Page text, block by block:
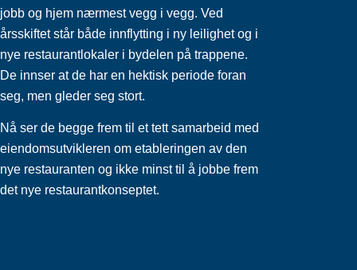
jobb og hjem nærmest vegg i vegg. Ved
årsskiftet står både innflytting i ny leilighet og i
nye restaurantlokaler i bydelen på trappene.
De innser at de har en hektisk periode foran
seg, men gleder seg stort.
Nå ser de begge frem til et tett samarbeid med
eiendomsutvikleren om etableringen av den
nye restauranten og ikke minst til å jobbe frem
det nye restaurantkonseptet.